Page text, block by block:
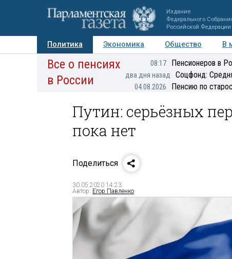
Издание
Федерального
Российской Федерации
Политика Экономика Общество В
Авторы Персоны Мнения Регионы
Все о пенсиях
в России
08:17 Пенсионеров в
два дня назад Соцфонд:
04.08.2026 Пенсию по
Путин: серьёзных
пока нет
Поделиться
30.05.2020 14:23
Автор: Егор Павленко